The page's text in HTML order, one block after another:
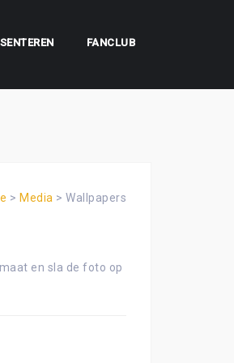
FANCLUB
> Media > Wallpapers
en sla de foto op